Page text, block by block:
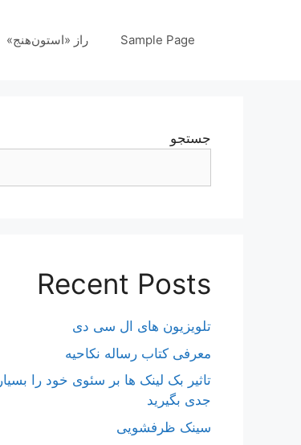
Sample Page راز «استون‌هنج»
جستجو
Recent Posts
تلویزیون های ال سی دی
معرفی کتاب رساله نکاحیه
تاثیر بک لینک ها بر سئوی خود را بسیار
جدی بگیرید
سینک ظرفشویی